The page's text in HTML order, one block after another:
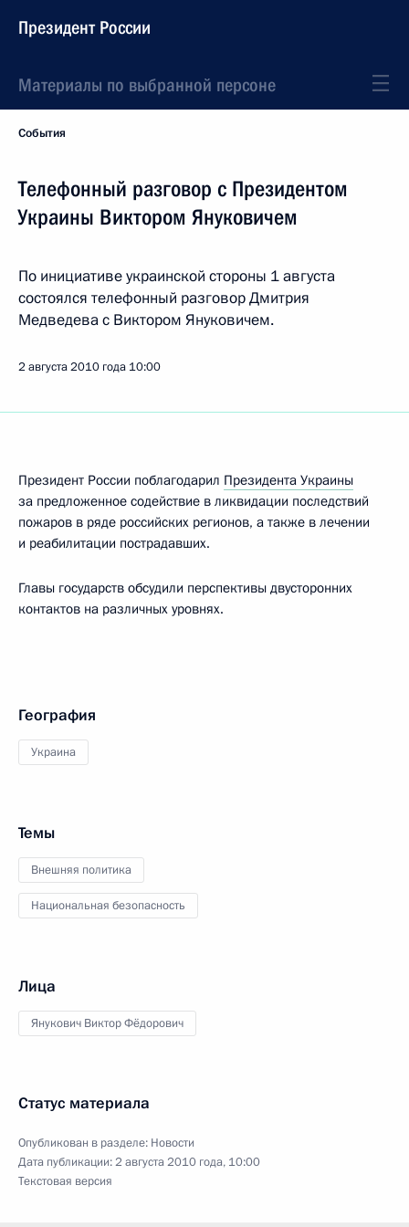
Президент России
Материалы по выбранной персоне
События
Телефонный разговор с Президентом
Украины Виктором Януковичем
По инициативе украинской стороны 1 августа
состоялся телефонный разговор Дмитрия
Медведева с Виктором Януковичем.
2 августа 2010 года 10:00
Президент России поблагодарил Президента Украины
за предложенное содействие в ликвидации последствий
пожаров в ряде российских регионов, а также в лечении
и реабилитации пострадавших.
Главы государств обсудили перспективы двусторонних
контактов на различных уровнях.
География
Украина
Темы
Внешняя политика
Национальная безопасность
Лица
Янукович Виктор Фёдорович
Статус материала
Опубликован в разделе: Новости
Дата публикации:2 августа 2010 года, 10:00
Текстовая версия